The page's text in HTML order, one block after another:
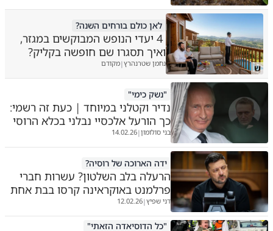
ש
לאן כולם בורחים השנה?
4 יעדי הנופש המבוקשים במגזר,
ואיך תסגרו שם חופשה בקליק?
נחמן שטרנהרץ|מקודם
"נשק כימי"
נדיר וקטלני במיוחד | כעת זה רשמי:
כך הורעל אלכסיי נבלני בכלא הרוסי
בני סולומון|
14.02.26
ידה הארוכה של רוסיה?
הרעלה בלב השלטון? עשרות חברי
פרלמנט באוקראינה קרסו בבת אחת
דני שפיץ|
12.02.26
"כל הדוסיאדה הזאתי"